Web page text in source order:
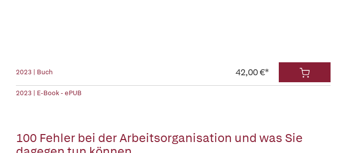
2023 | Buch 42,00 €*
2023 | E-Book - ePUB
100 Fehler bei der Arbeitsorganisation und was Sie